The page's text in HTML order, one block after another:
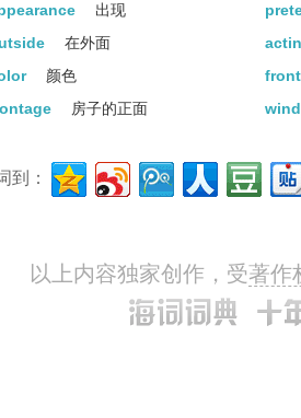
出现
在外面
颜色
房子的正面
到：
以上内容独家创作，受著作